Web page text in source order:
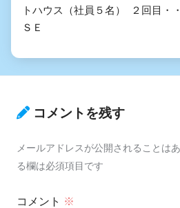
トハウス（社員５名） ２回目・
ＳＥ
コメントを残す
メールアドレスが公開されることはあ
る欄は必須項目です
コメント ※